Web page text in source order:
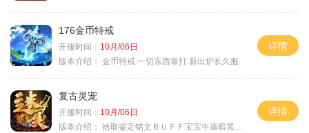
176金币特戒
开服时间： 10月/06日
版本介绍： 金币特戒.一切东西靠打.新出炉长久服
详情
复古灵宠
开服时间： 10月/06日
版本介绍： 拾取鉴定铭文ＢＵＦＦ宝宝牛逼暗黑属性
详情